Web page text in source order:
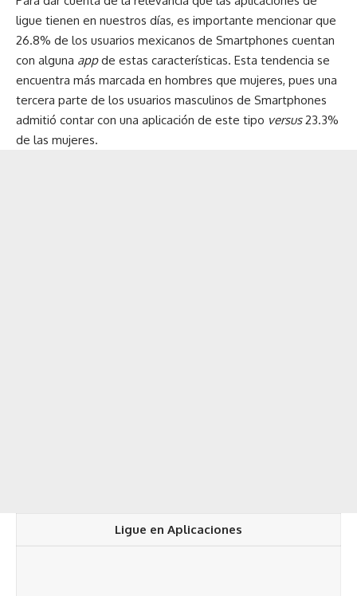
ligue tienen en nuestros días, es importante mencionar que
26.8% de los usuarios mexicanos de Smartphones cuentan
con alguna appde estas características. Esta tendencia se
encuentra más marcada en hombres que mujeres, pues una
tercera parte de los usuarios masculinos de Smartphones
admitió contar con una aplicación de este tipo versus23.3%
de las mujeres.
Ligue en Aplicaciones